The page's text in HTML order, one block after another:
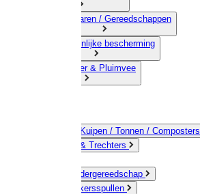
10) IJzerwaren / Gereedschappen
11) Persoonlijke bescherming
12) Kleindier & Pluimvee
Emmers / Kuipen / Tonnen / Composters
Jerrycans & Trechters
Hand-/ Kindergereedschap
Stratenmakersspullen